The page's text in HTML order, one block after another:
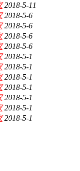
2018-5-11
2018-5-6
2018-5-6
2018-5-6
2018-5-6
2018-5-1
2018-5-1
2018-5-1
2018-5-1
2018-5-1
2018-5-1
2018-5-1